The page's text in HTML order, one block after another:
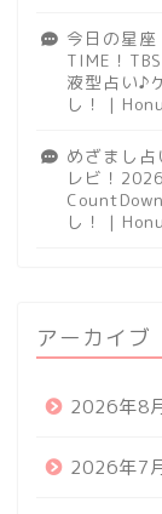
今日の星
TIME！
液型占い♪
し！ |
めざまし
レビ！
し！ |
アーカイブ
2026年8
2026年7